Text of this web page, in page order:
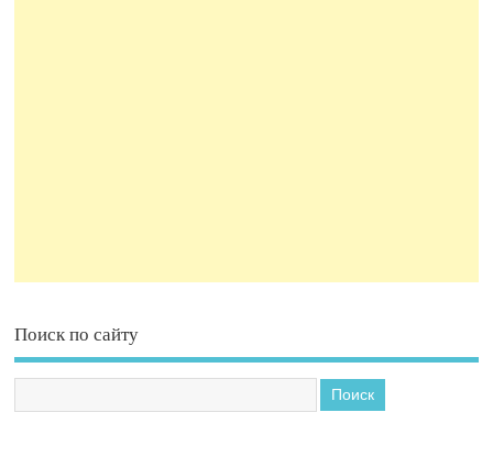
Поиск по сайту